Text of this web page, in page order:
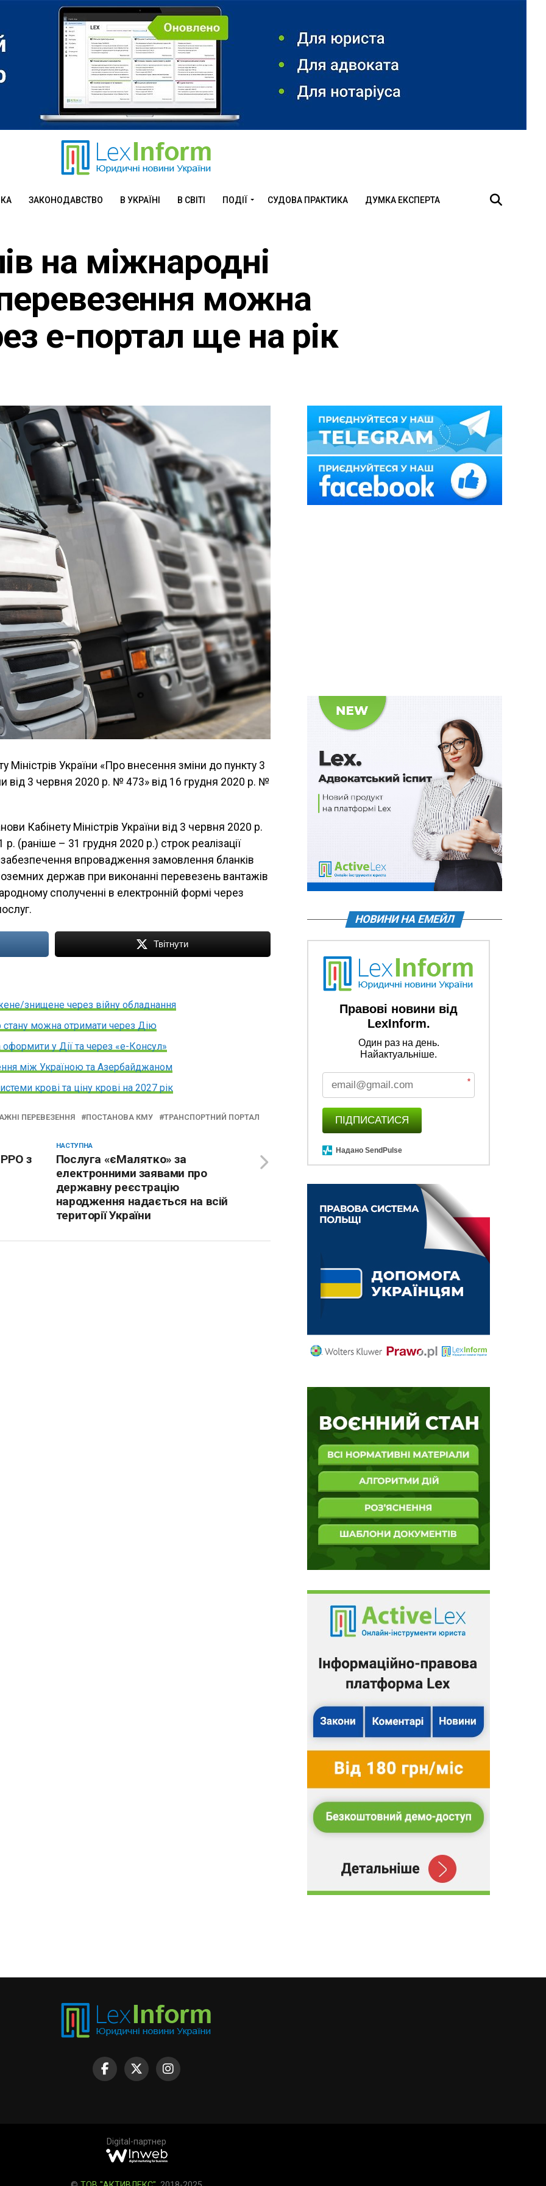
ЗАКОНОДАВСТВО В УКРАЇНІ В СВІТІ ПОДІЇ СУДОВА ПРАКТИКА ДУМКА ЕКСПЕРТА
на міжнародні
можна
е-портал ще на рік
Міністрів України «Про внесення зміни до пункту 3
від 3 червня 2020 р. № 473» від 16 грудня 2020 р. №
Кабінету Міністрів України від 3 червня 2020 р.
(раніше – 31 грудня 2020 р.) строк реалізації
впровадження замовлення бланків
держав при виконанні перевезень вантажів
сполученні в електронній формі через
Твітнути
знищене через війну обладнання
стану можна отримати через Дію
у Дії та через «е-Консул»
між Україною та Азербайджаном
крові та ціну крові на 2027 рік
ПЕРЕВЕЗЕННЯ ПОСТАНОВА КМУ ТРАНСПОРТНИЙ ПОРТАЛ
НАСТУПНА
Послуга «єМалятко» за
електронними заявами про
державну реєстрацію
народження надається на всій
території України
з
НОВИНИ НА ЕМЕЙЛ
Правові новини від
LexInform.
Один раз на день.
Найактуальніше.
*
ПІДПИСАТИСЯ
Надано SendPulse
Digital-партнер